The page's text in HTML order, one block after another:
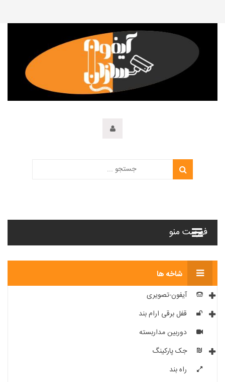
فهرست منو
شاخه ها
آیفون-تصویری
قفل برقی ارام بند
دوربین مداربسته
جک پارکینگ
راه بند